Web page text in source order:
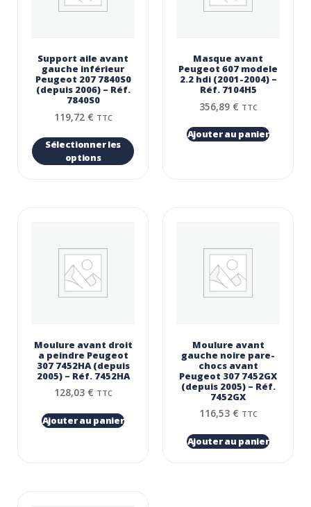
Support aile avant
gauche inférieur
Peugeot 207 7840S0
(depuis 2006) – Réf.
7840S0
119,72 € TTC
Sélectionner les
options
Masque avant
Peugeot 607 modele
2.2 hdi (2001-2004) –
Réf. 7104H5
356,89 € TTC
Ajouter au panier
Moulure avant droit
a peindre Peugeot
307 7452HA (depuis
2005) – Réf. 7452HA
128,03 € TTC
Ajouter au panier
Moulure avant
gauche noire pare-
chocs avant
Peugeot 307 7452GX
(depuis 2005) – Réf.
7452GX
116,53 € TTC
Ajouter au panier